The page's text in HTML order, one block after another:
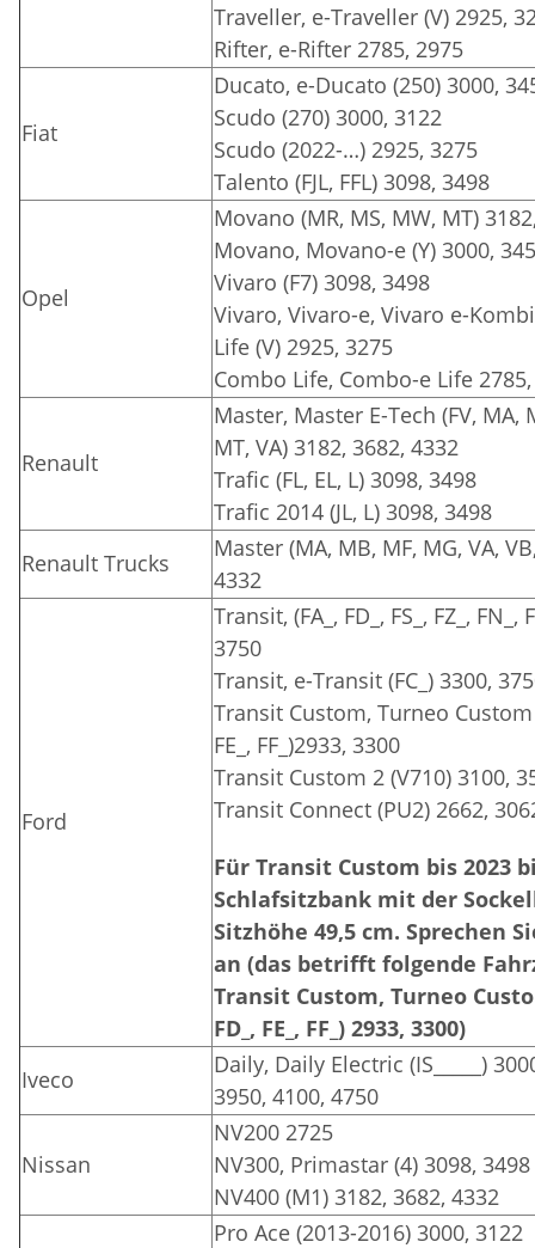
Traveller, e-Traveller (V) 2925,
Rifter, e-Rifter 2785, 2975
Fiat
Ducato, e-Ducato (250) 3000,
Scudo (270) 3000, 3122
Scudo (2022-…) 2925, 3275
Talento (FJL, FFL) 3098, 3498
Opel
Movano (MR, MS, MW, MT)
Movano, Movano-e (Y) 3000,
Vivaro (F7) 3098, 3498
Vivaro, Vivaro-e, Vivaro e-
Life (V) 2925, 3275
Combo Life, Combo-e Life
Renault
Master, Master E-Tech (FV, MA,
MT, VA) 3182, 3682, 4332
Trafic (FL, EL, L) 3098, 3498
Trafic 2014 (JL, L) 3098, 3498
Renault Trucks
Master (MA, MB, MF, MG, VA,
4332
Ford
Transit, (FA_, FD_, FS_, FZ_, FN_,
3750
Transit, e-Transit (FC_) 3300,
Transit Custom, Turneo Custom
FE_, FF_)2933, 3300
Transit Custom 2 (V710) 3100,
Transit Connect (PU2) 2662,
Für Transit Custom bis 2023
Schlafsitzbank mit der
Sitzhöhe 49,5 cm. Sprechen
an (das betrifft folgende
Transit Custom, Turneo
FD_, FE_, FF_) 2933, 3300)
Iveco
Daily, Daily Electric (IS_____)
3950, 4100, 4750
Nissan
NV200 2725
NV300, Primastar (4) 3098, 3498
NV400 (M1) 3182, 3682, 4332
Pro Ace (2013-2016) 3000, 3122